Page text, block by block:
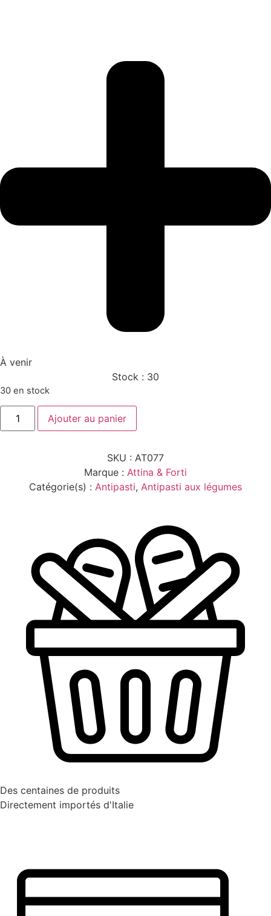
À venir
Stock : 30
30 en stock
quantité
CHAMP.
Ajouter au panier
SKU : AT077
Marque : Attina & Forti
Catégorie(s) : Antipasti, Antipasti aux légumes
Des centaines de produits
Directement importés d'Italie